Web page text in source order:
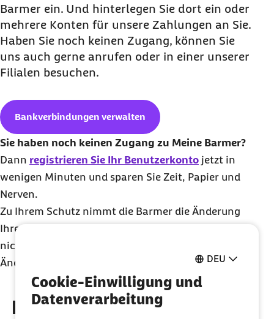
DEU
Cookie-Einwilligung und
Datenverarbeitung
Barmer ein. Und hinterlegen Sie dort ein oder
mehrere Konten für unsere Zahlungen an Sie.
Haben Sie noch keinen Zugang, können Sie
uns auch gerne anrufen oder in einer unserer
Filialen besuchen.
Bankverbindungen verwalten
Sie haben noch keinen Zugang zu Meine Barmer?
Dann registrieren Sie Ihr Benutzerkonto jetzt in
wenigen Minuten und sparen Sie Zeit, Papier und
Nerven.
Zu Ihrem Schutz nimmt die Barmer die Änderung
Ihrer Bankverbindungen nicht per E-Mail an, da so
nicht sicher festgestellt werden kann, dass die
Änderung von Ihnen kommt.
Entdecken Sie weitere